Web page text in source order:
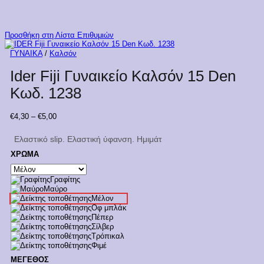
Προσθήκη στη Λίστα Επιθυμιών
ΓΥΝΑΙΚΑ / Καλσόν
Ider Fiji Γυναικείο Καλσόν 15 Den
Κωδ. 1238
€4,30 – €5,00Price
through
Ελαστικό slip. Ελαστική ύφανση. Ημιμάτ
ΧΡΩΜΑ
Γραφίτης
Μαύρο
Μέλον
Οφ μπλάκ
Πέπερ
Σίλβερ
Τρόπικαλ
Φιμέ
ΜΕΓΕΘΟΣ